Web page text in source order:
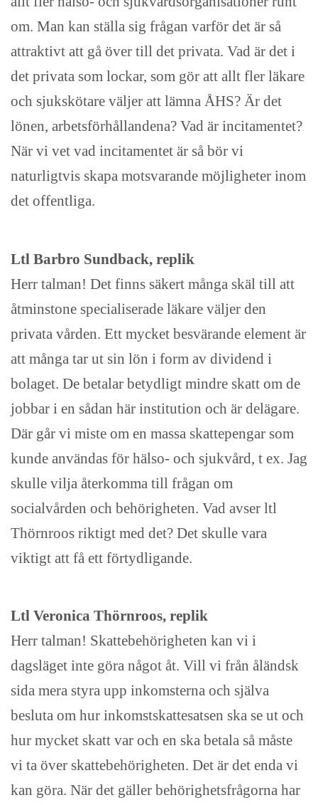
om. Man kan ställa sig frågan varför det är så
attraktivt att gå över till det privata. Vad är det i
det privata som lockar, som gör att allt fler läkare
och sjukskötare väljer att lämna ÅHS? Är det
lönen, arbetsförhållandena? Vad är incitamentet?
När vi vet vad incitamentet är så bör vi
naturligtvis skapa motsvarande möjligheter inom
det offentliga.
Ltl Barbro Sundback, replik
Herr talman! Det finns säkert många skäl till att
åtminstone specialiserade läkare väljer den
privata vården. Ett mycket besvärande element är
att många tar ut sin lön i form av dividend i
bolaget. De betalar betydligt mindre skatt om de
jobbar i en sådan här institution och är delägare.
Där går vi miste om en massa skattepengar som
kunde användas för hälso- och sjukvård, t ex. Jag
skulle vilja återkomma till frågan om
socialvården och behörigheten. Vad avser ltl
Thörnroos riktigt med det? Det skulle vara
viktigt att få ett förtydligande.
Ltl Veronica Thörnroos, replik
Herr talman! Skattebehörigheten kan vi i
dagsläget inte göra något åt. Vill vi från åländsk
sida mera styra upp inkomsterna och själva
besluta om hur inkomstskattesatsen ska se ut och
hur mycket skatt var och en ska betala så måste
vi ta över skattebehörigheten. Det är det enda vi
kan göra. När det gäller behörighetsfrågorna har